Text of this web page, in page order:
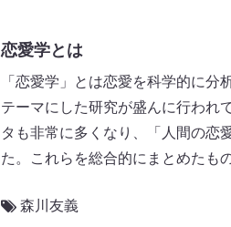
恋愛学とは
「恋愛学」とは恋愛を科学的に
テーマにした研究が盛んに行われ
タも非常に多くなり、「人間の恋
た。これらを総合的にまとめたも
森川友義